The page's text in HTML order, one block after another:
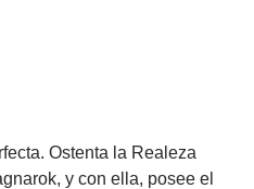
Ostenta la Realeza
y con ella, posee el